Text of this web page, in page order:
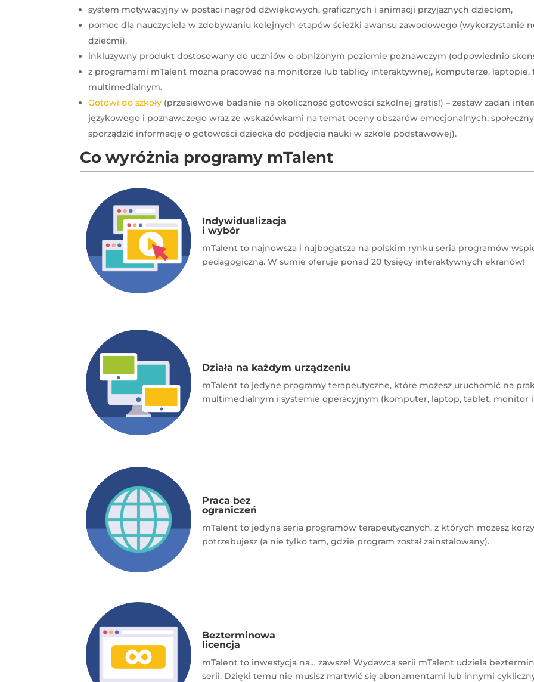
system motywacyjny w postaci nagród dźwiękowych, graficznych i animacji przyjaznych dzieciom,
pomoc dla nauczyciela w zdobywaniu kolejnych etapów ścieżki awansu zawodowego (wykorzystanie
dziećmi),
inkluzywny produkt dostosowany do uczniów o obniżonym poziomie poznawczym (odpowiednio
z programami mTalent można pracować na monitorze lub tablicy interaktywnej, komputerze,
multimedialnym.
Gotowi do szkoły (przesiewowe badanie na okoliczność gotowości szkolnej gratis!) – zestaw zadań
językowego i poznawczego wraz ze wskazówkami na temat oceny obszarów emocjonalnych,
sporządzić informację o gotowości dziecka do podjęcia nauki w szkole podstawowej).
Co wyróżnia programy mTalent
Indywidualizacja
i wybór
mTalent to najnowsza i najbogatsza na polskim rynku seria programów
pedagogiczną. W sumie oferuje ponad 20 tysięcy interaktywnych ekranów!
Działa na każdym urządzeniu
mTalent to jedyne programy terapeutyczne, które możesz uruchomić na
multimedialnym i systemie operacyjnym (komputer, laptop, tablet, monitor
Praca bez
ograniczeń
mTalent to jedyna seria programów terapeutycznych, z których możesz
potrzebujesz (a nie tylko tam, gdzie program został zainstalowany).
Bezterminowa
licencja
mTalent to inwestycja na… zawsze! Wydawca serii mTalent udziela
serii. Dzięki temu nie musisz martwić się abonamentami lub innymi